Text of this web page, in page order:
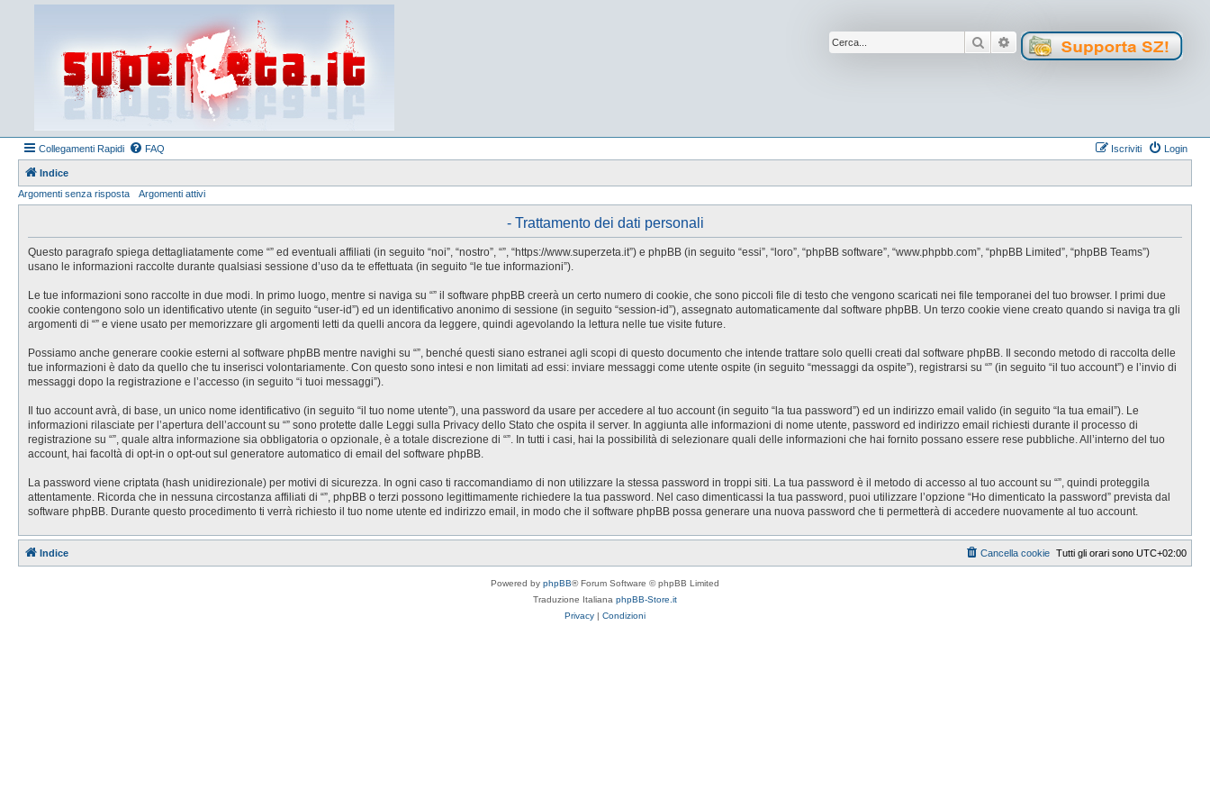
Cerca Ricerca avanzata
Collegamenti Rapidi FAQ Login
Iscriviti
Indice
Argomenti senza risposta
Argomenti attivi
- Trattamento dei dati personali
Questo paragrafo spiega dettagliatamente come “” ed eventuali affiliati (in seguito “noi”, “nostro”, “”, “https://www.superzeta.it”) e phpBB (in seguito “essi”, “loro”, “phpBB software”, “www.phpbb.com”, “phpBB Limited”, “phpBB Teams”)
usano le informazioni raccolte durante qualsiasi sessione d’uso da te effettuata (in seguito “le tue informazioni”).
Le tue informazioni sono raccolte in due modi. In primo luogo, mentre si naviga su “” il software phpBB creerà un certo numero di cookie, che sono piccoli file di testo che vengono scaricati nei file temporanei del tuo browser. I primi due
cookie contengono solo un identificativo utente (in seguito “user-id”) ed un identificativo anonimo di sessione (in seguito “session-id”), assegnato automaticamente dal software phpBB. Un terzo cookie viene creato quando si naviga tra gli
argomenti di “” e viene usato per memorizzare gli argomenti letti da quelli ancora da leggere, quindi agevolando la lettura nelle tue visite future.
Possiamo anche generare cookie esterni al software phpBB mentre navighi su “”, benché questi siano estranei agli scopi di questo documento che intende trattare solo quelli creati dal software phpBB. Il secondo metodo di raccolta delle
tue informazioni è dato da quello che tu inserisci volontariamente. Con questo sono intesi e non limitati ad essi: inviare messaggi come utente ospite (in seguito “messaggi da ospite”), registrarsi su “” (in seguito “il tuo account”) e l’invio di
messaggi dopo la registrazione e l’accesso (in seguito “i tuoi messaggi”).
Il tuo account avrà, di base, un unico nome identificativo (in seguito “il tuo nome utente”), una password da usare per accedere al tuo account (in seguito “la tua password”) ed un indirizzo email valido (in seguito “la tua email”). Le
informazioni rilasciate per l’apertura dell’account su “” sono protette dalle Leggi sulla Privacy dello Stato che ospita il server. In aggiunta alle informazioni di nome utente, password ed indirizzo email richiesti durante il processo di
registrazione su “”, quale altra informazione sia obbligatoria o opzionale, è a totale discrezione di “”. In tutti i casi, hai la possibilità di selezionare quali delle informazioni che hai fornito possano essere rese pubbliche. All’interno del tuo
account, hai facoltà di opt-in o opt-out sul generatore automatico di email del software phpBB.
La password viene criptata (hash unidirezionale) per motivi di sicurezza. In ogni caso ti raccomandiamo di non utilizzare la stessa password in troppi siti. La tua password è il metodo di accesso al tuo account su “”, quindi proteggila
attentamente. Ricorda che in nessuna circostanza affiliati di “”, phpBB o terzi possono legittimamente richiedere la tua password. Nel caso dimenticassi la tua password, puoi utilizzare l’opzione “Ho dimenticato la password” prevista dal
software phpBB. Durante questo procedimento ti verrà richiesto il tuo nome utente ed indirizzo email, in modo che il software phpBB possa generare una nuova password che ti permetterà di accedere nuovamente al tuo account.
Indice Tutti gli orari sono UTC+02:00
Cancella cookie
Powered by phpBB® Forum Software © phpBB Limited
Traduzione Italiana phpBB-Store.it
Privacy | Condizioni